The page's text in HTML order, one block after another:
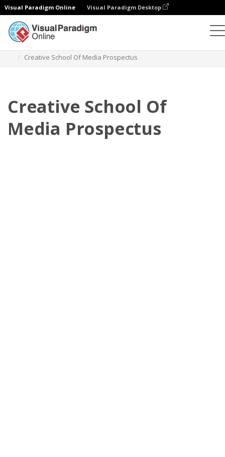
Visual Paradigm Online Visual Paradigm Desktop
Creative School Of Media Prospectus
Creative School Of
Media Prospectus